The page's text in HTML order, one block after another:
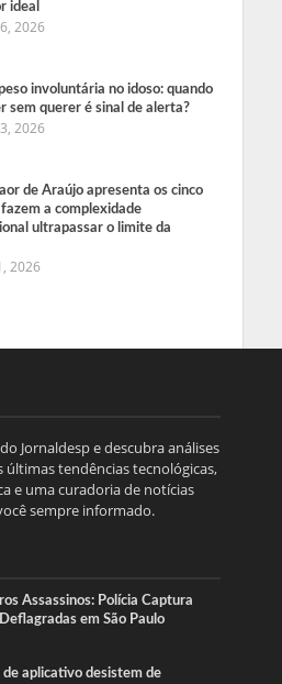
ideal
2026
involuntária no idoso: quando
sem querer é sinal de alerta?
2026
de Araújo apresenta os cinco
a complexidade
ultrapassar o limite da
2026
Jornaldesp e descubra análises
tendências tecnológicas,
e uma curadoria de notícias
sempre informado.
Assassinos: Polícia Captura
em São Paulo
de aplicativo desistem de